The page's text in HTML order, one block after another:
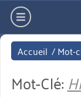
Aller
directement
au
contenu
hamburger
Accueil /Mot-
Mot-Clé: